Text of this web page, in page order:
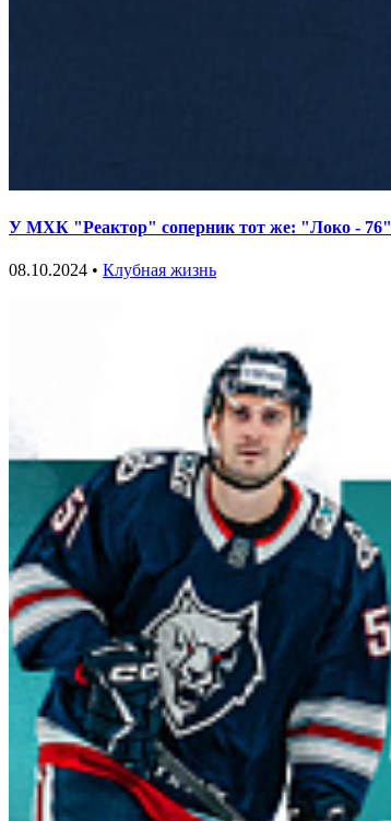
У МХК "Реактор" соперник тот же: "Локо - 76"
08.10.2024 • Клубная жизнь